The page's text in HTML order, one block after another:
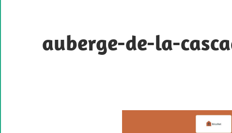
content
auberge-de-la-